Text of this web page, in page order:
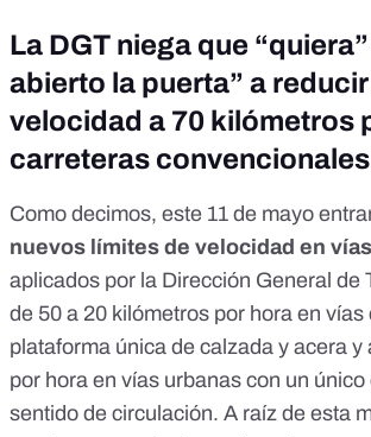
La DGT niega que
abierto la puerta” a
velocidad a 70 kilómetros
carreteras convencionales
Como decimos, este 11 de mayo
nuevos límites de velocidad en
aplicados por la Dirección General de
de 50 a 20 kilómetros por hora en vías
plataforma única de calzada y acera y
por hora en vías urbanas con un único
sentido de circulación. A raíz de esta